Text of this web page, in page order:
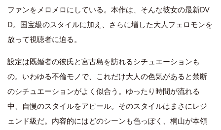
ファンをメロメロにしている。本作は、そんな彼女の最新DV
D。国宝級のスタイルに加え、さらに増した大人フェロモンを
放って視聴者に迫る。
設定は既婚者の彼氏と宮古島を訪れるシチュエーションも
の。いわゆる不倫モノで、これだけ大人の色気があると禁断
のシチュエーションがよく似合う。ゆったり時間が流れる
中、自慢のスタイルをアピール。そのスタイルはまさにレジ
ェンド級だ。内容的にはどのシーンも色っぽく、桐山が本領